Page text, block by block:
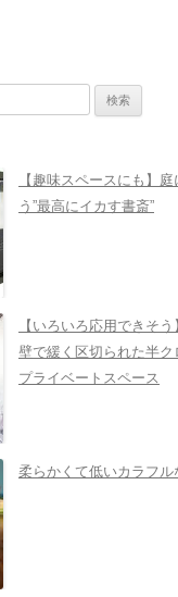
【趣味スペースにも】
う”最高にイカす書斎”
【いろいろ応用できそう
壁で緩く区切られた半ク
プライベートスペース
柔らかくて低いカラフル